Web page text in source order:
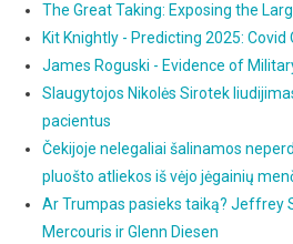
The Great Taking: Exposing the
Kit Knightly - Predicting 2025: Covid
James Roguski - Evidence of
Slaugytojos Nikolės Sirotek
pacientus
Čekijoje nelegaliai šalinamos
pluošto atliekos iš vėjo jėgainių
Ar Trumpas pasieks taiką? Jeffrey
Mercouris ir Glenn Diesen